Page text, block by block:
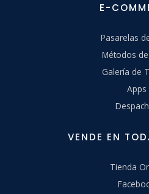
E-
Pasarelas
Métodos
Galería de
Apps
VENDE EN
Tienda